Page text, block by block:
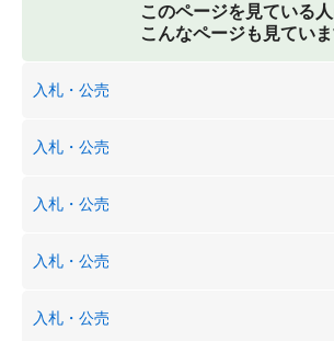
このページを見ている
こんなページも見てい
入札・公売
入札・公売
入札・公売
入札・公売
入札・公売